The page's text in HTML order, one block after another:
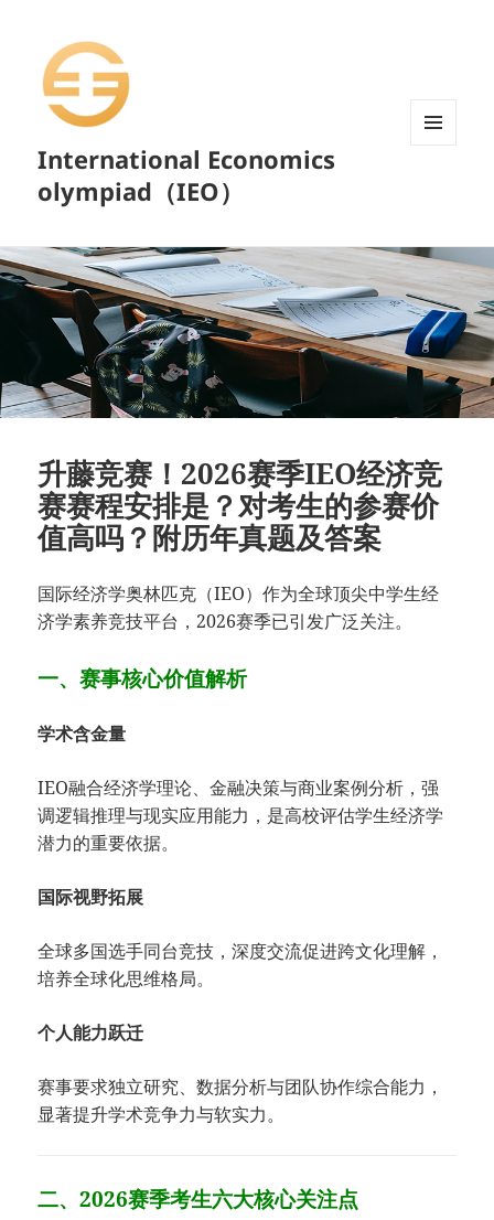
International Economics
olympiad（IEO）
升藤竞赛！2026赛季IEO经济竞
赛赛程安排是？对考生的参赛价
值高吗？附历年真题及答案
国际经济学奥林匹克（IEO）作为全球顶尖中学生经
济学素养竞技平台，2026赛季已引发广泛关注。
一、赛事核心价值解析
​学术含金量​
IEO融合经济学理论、金融决策与商业案例分析，强
调逻辑推理与现实应用能力，是高校评估学生经济学
潜力的重要依据。
​国际视野拓展​
全球多国选手同台竞技，深度交流促进跨文化理解，
培养全球化思维格局。
​个人能力跃迁​
赛事要求独立研究、数据分析与团队协作综合能力，
显著提升学术竞争力与软实力。
二、2026赛季考生六大核心关注点